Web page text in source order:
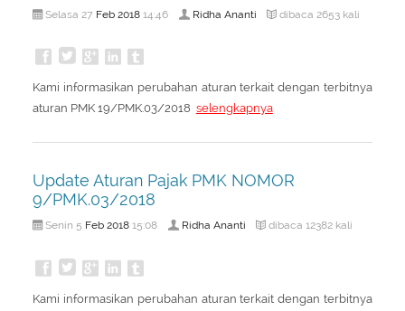
Selasa 27 Feb 201814:46 Ridha Ananti dibaca 2653 kali
Kami informasikan perubahan aturan terkait dengan terbitnya
aturan PMK 19/PMK.03/2018 selengkapnya
Update Aturan Pajak PMK NOMOR
9/PMK.03/2018
Senin 5 Feb 201815:08 Ridha Ananti dibaca 12382 kali
Kami informasikan perubahan aturan terkait dengan terbitnya